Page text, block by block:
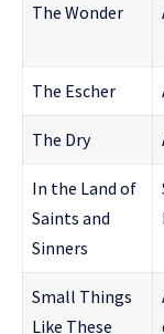
The Wonder
The Escher
The Dry
In the Land of
Saints and
Sinners
Small Things
Like These